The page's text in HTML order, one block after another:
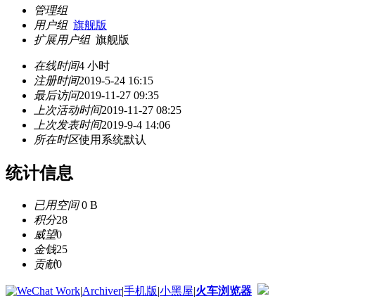
管理组
用户组 旗舰版
扩展用户组 旗舰版
在线时间4 小时
注册时间2019-5-24 16:15
最后访问2019-11-27 09:35
上次活动时间2019-11-27 08:25
上次发表时间2019-9-4 14:06
所在时区使用系统默认
统计信息
已用空间0 B
积分28
威望0
金钱25
贡献0
|Archiver|手机版|小黑屋|火车浏览器